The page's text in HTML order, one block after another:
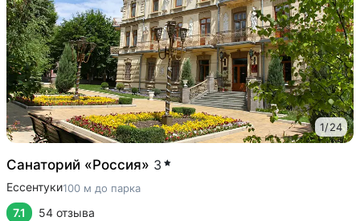
1/24
Санаторий «Россия» 3
Ессентуки100 м до парка
7.1 54 отзыва